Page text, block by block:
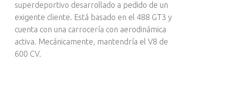
superdeportivo desarrollado a pedido de un
exigente cliente. Está basado en el 488 GT3 y
cuenta con una carrocería con aerodinámica
activa. Mecánicamente, mantendría el V8 de
600 CV.